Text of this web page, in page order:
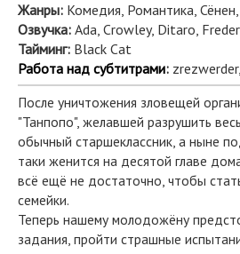
Жанры: Комедия, Романтика,
Озвучка: Ada, Crowley, Ditaro,
Тайминг: Black Cat
Работа над субтитрами:
После уничтожения зловещей
"Танпопо", желавшей разрушить
обычный старшеклассник, а ныне
таки женится на десятой главе
всё ещё не достаточно, чтобы
семейки.
Теперь нашему молодожёну
задания, пройти страшные